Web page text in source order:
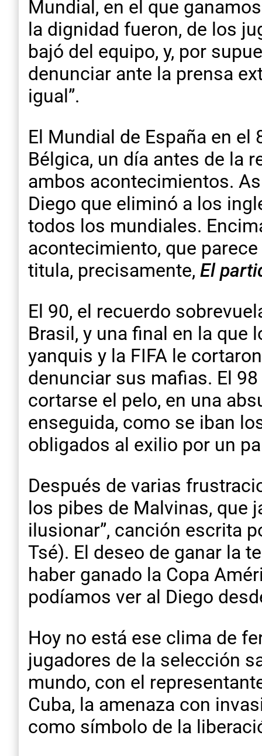
Mundial, en el que
la dignidad fueron, de los
bajó del equipo, y, por
denunciar ante la prensa
igual”.
El Mundial de España en
Bélgica, un día antes de la
ambos acontecimientos.
Diego que eliminó a los
todos los mundiales.
acontecimiento, que
titula, precisamente, El
El 90, el recuerdo
Brasil, y una final en la
yanquis y la FIFA le
denunciar sus mafias. El
cortarse el pelo, en una
enseguida, como se iban
obligados al exilio por un
Después de varias
los pibes de Malvinas, que
ilusionar”, canción escrita
Tsé). El deseo de ganar la
haber ganado la Copa
podíamos ver al Diego
Hoy no está ese clima de
jugadores de la selección
mundo, con el
Cuba, la amenaza con
como símbolo de la